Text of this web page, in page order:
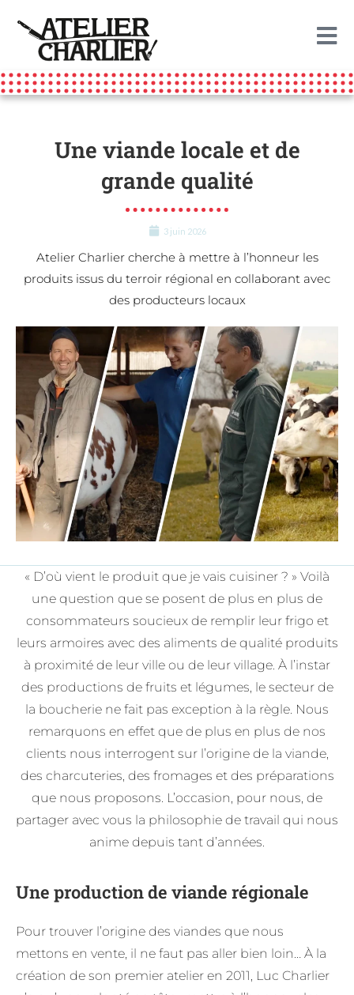
principal
Une viande locale et de
grande qualité
3 juin 2026
Atelier Charlier cherche à mettre à l’honneur les
produits issus du terroir régional en collaborant avec
des producteurs locaux
« D’où vient le produit que je vais cuisiner ? » Voilà
une question que se posent de plus en plus de
consommateurs soucieux de remplir leur frigo et
leurs armoires avec des aliments de qualité produits
à proximité de leur ville ou de leur village. À l’instar
des productions de fruits et légumes, le secteur de
la boucherie ne fait pas exception à la règle. Nous
remarquons en effet que de plus en plus de nos
clients nous interrogent sur l’origine de la viande,
des charcuteries, des fromages et des préparations
que nous proposons. L’occasion, pour nous, de
partager avec vous la philosophie de travail qui nous
anime depuis tant d’années.
Une production de viande régionale
Pour trouver l’origine des viandes que nous
mettons en vente, il ne faut pas aller bien loin… À la
création de son premier atelier en 2011, Luc Charlier